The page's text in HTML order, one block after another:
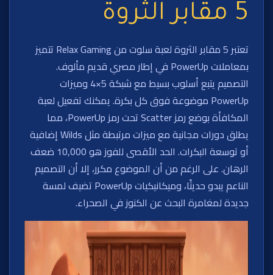
5 مقابر الثروة
تعتبر 5 مقابر الثروة لعبة سلوت من Relax Gaming تتميز
بمعاملات PowerUp في إطار مصري قديم مألوف.
التصميم يتبع أسلوب بسيط مع شبكة 5×4 وميزات
PowerUp موضوعة فوق كل بكرة. يمكنك تفعيل لعبة
المكافأة بوضع رمز Scatter تحت رمز PowerUp، مما
يطلق دورات مجانية مع ميزات مرتبطة مثل Wilds إضافية
أو توسعة البكرات. الحد الأقصى للفوز هو 10,000 ضعف
الرهان. على الرغم من أن الموضوع مكرر، إلا أن التصميم
الناعم يبدو حديثًا، وميكانيكيات PowerUp تضيف لمسة
جديدة لمغامرة البحث عن الكنوز في الصحراء.